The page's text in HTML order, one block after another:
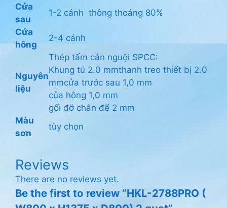
Cửa
sau
1-2 cánh thông thoáng 80%
Cửa
hông
2-4 cánh
Nguyên
liệu
Thép tấm cán nguội SPCC:
Khung tủ 2.0 mmthanh treo thiết bị 2.0
mmcửa trước sau 1,0 mm
của hông 1,0 mm
gối đỡ chân đế 2 mm
Màu
sơn
tùy chọn
Reviews
There are no reviews yet.
Be the first to review “HKL-2788PRO (